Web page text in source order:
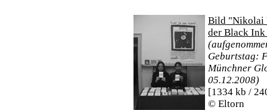
Bild "Nikolai
der Black
Geburtstag:
Münchner
05.12.2008)
[1334 kb /
© Eltorn